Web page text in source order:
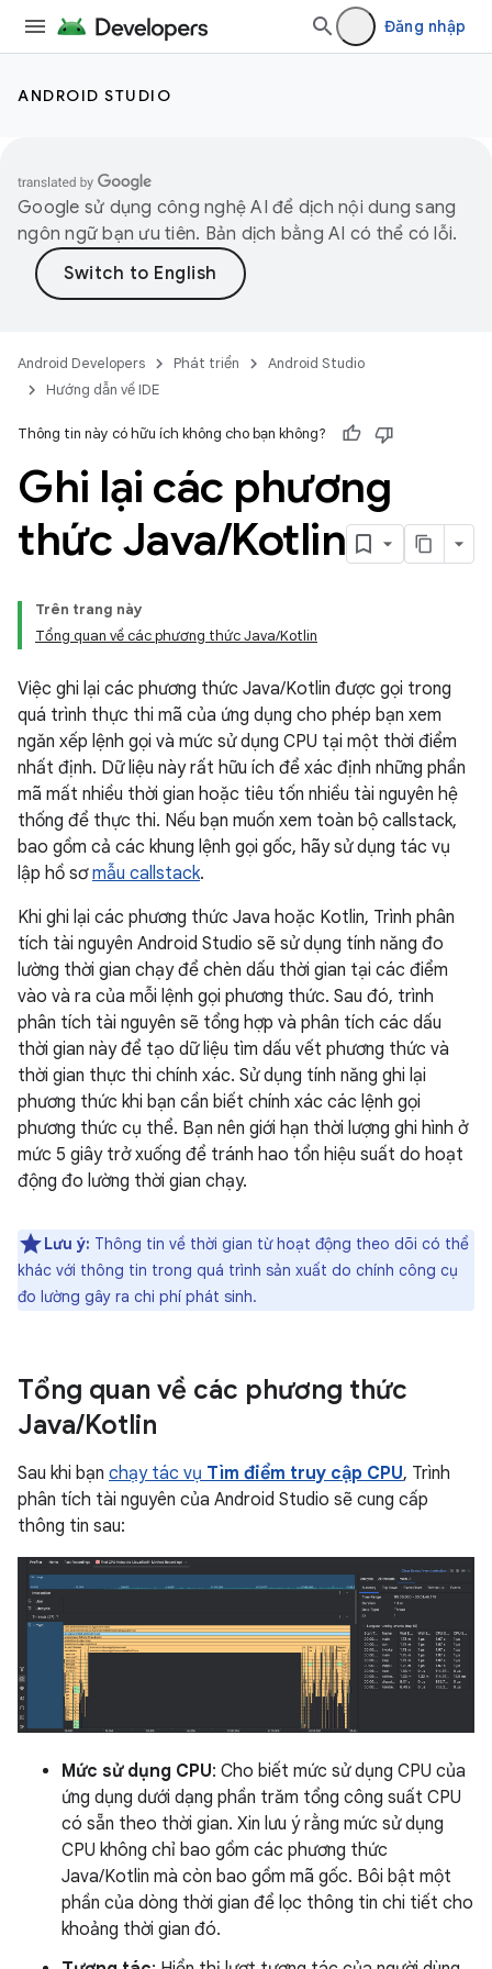
Đăng nhập
ANDROID STUDIO
Google sử dụng công nghệ AI để dịch nội dung sang
ngôn ngữ bạn ưu tiên. Bản dịch bằng AI có thể có lỗi.
Android Developers Phát triển
Android Studio
Hướng dẫn về IDE
Thông tin này có hữu ích không cho bạn không?
Ghi lại các phương
thức Java/Kotlin
Trên trang này
Tổng quan về các phương thức Java/Kotlin
Việc ghi lại các phương thức Java/Kotlin được gọi trong
quá trình thực thi mã của ứng dụng cho phép bạn xem
ngăn xếp lệnh gọi và mức sử dụng CPU tại một thời điểm
nhất định. Dữ liệu này rất hữu ích để xác định những phần
mã mất nhiều thời gian hoặc tiêu tốn nhiều tài nguyên hệ
thống để thực thi. Nếu bạn muốn xem toàn bộ callstack,
bao gồm cả các khung lệnh gọi gốc, hãy sử dụng tác vụ
lập hồ sơmẫu callstack.
Khi ghi lại các phương thức Java hoặc Kotlin, Trình phân
tích tài nguyên Android Studio sẽ sử dụng tính năng đo
lường thời gian chạy để chèn dấu thời gian tại các điểm
vào và ra của mỗi lệnh gọi phương thức. Sau đó, trình
phân tích tài nguyên sẽ tổng hợp và phân tích các dấu
thời gian này để tạo dữ liệu tìm dấu vết phương thức và
thời gian thực thi chính xác. Sử dụng tính năng ghi lại
phương thức khi bạn cần biết chính xác các lệnh gọi
phương thức cụ thể. Bạn nên giới hạn thời lượng ghi hình ở
mức 5 giây trở xuống để tránh hao tổn hiệu suất do hoạt
động đo lường thời gian chạy.
Lưu ý: Thông tin về thời gian từ hoạt động theo dõi có thể
khác với thông tin trong quá trình sản xuất do chính công cụ
đo lường gây ra chi phí phát sinh.
Tổng quan về các phương thức
Java/Kotlin
Sau khi bạn chạy tác vụ Tìm điểm truy cập CPU, Trình
phân tích tài nguyên của Android Studio sẽ cung cấp
thông tin sau:
Mức sử dụng CPU: Cho biết mức sử dụng CPU của
ứng dụng dưới dạng phần trăm tổng công suất CPU
có sẵn theo thời gian. Xin lưu ý rằng mức sử dụng
CPU không chỉ bao gồm các phương thức
Java/Kotlin mà còn bao gồm mã gốc. Bôi bật một
phần của dòng thời gian để lọc thông tin chi tiết cho
khoảng thời gian đó.